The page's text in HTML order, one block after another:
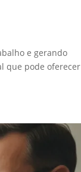
e gerando
que pode oferecer